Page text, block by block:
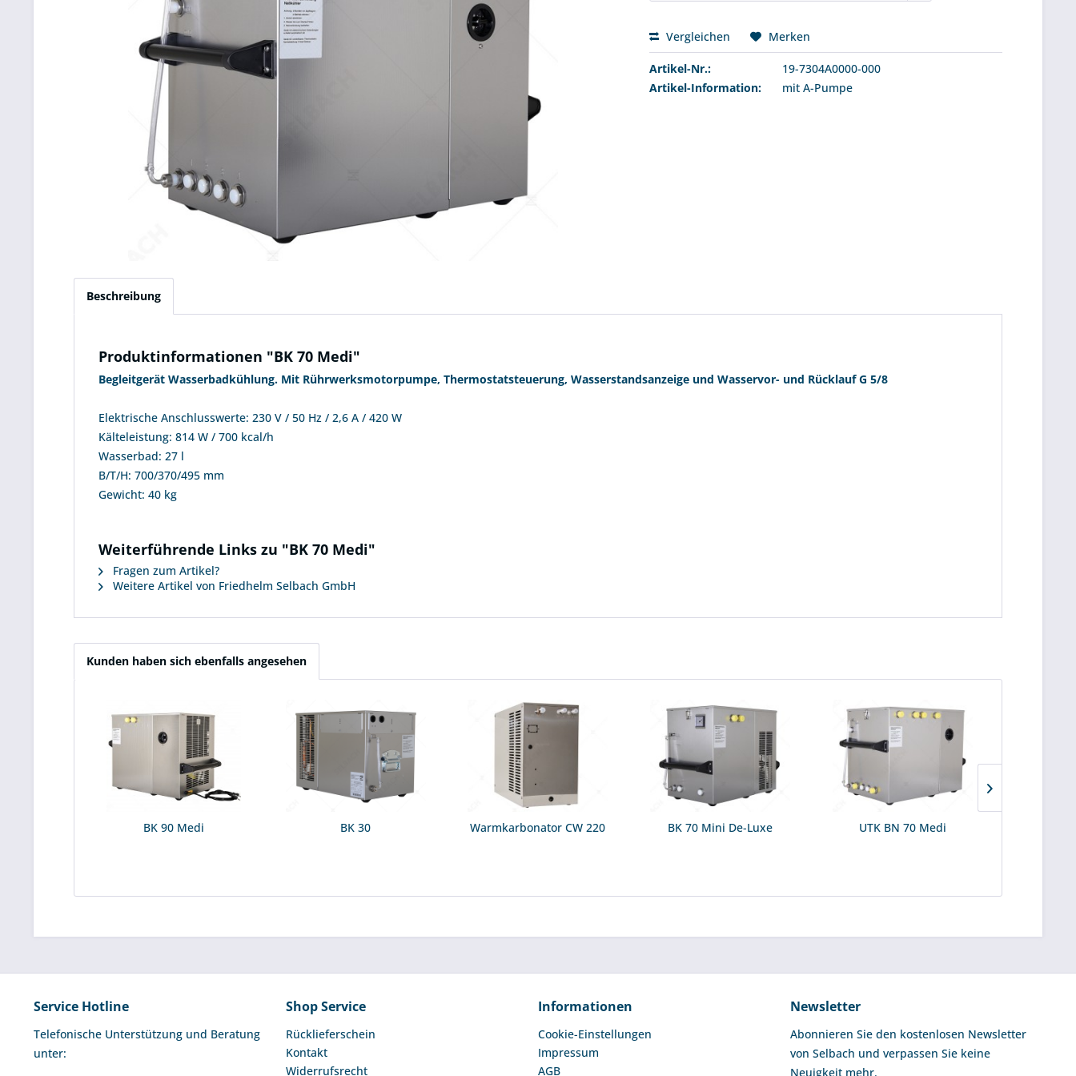
Vergleichen Merken
Artikel-Nr.:
19-7304A0000-000
Artikel-Information:
mit A-Pumpe
Beschreibung
Produktinformationen "BK 70 Medi"
Begleitgerät Wasserbadkühlung. Mit Rührwerksmotorpumpe, Thermostatsteuerung, Wasserstandsanzeige und Wasservor- und Rücklauf G 5/8
Elektrische Anschlusswerte: 230 V / 50 Hz / 2,6 A / 420 W
Kälteleistung: 814 W / 700 kcal/h
Wasserbad: 27 l
B/T/H: 700/370/495 mm
Gewicht: 40 kg
Weiterführende Links zu "BK 70 Medi"
Fragen zum Artikel?
Weitere Artikel von Friedhelm Selbach GmbH
Kunden haben sich ebenfalls angesehen
BK 90 Medi BK 30 Warmkarbonator CW 220 BK 70 Mini De-Luxe UTK BN 70 Medi
Service Hotline
Telefonische Unterstützung und Beratung
unter:
Shop Service
Rücklieferschein
Kontakt
Widerrufsrecht
Informationen
Cookie-Einstellungen
Impressum
AGB
Newsletter
Abonnieren Sie den kostenlosen Newsletter
von Selbach und verpassen Sie keine
Neuigkeit mehr.